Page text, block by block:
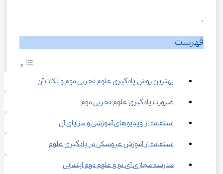
0
فهرست
بهترین روش یادگیری علوم تجربی دوم و نکات آن
ضرورت یادگیری علوم تجربی دوم
استفاده از ویدیوهای آموزشی و مزایای آن
استفاده از آموزش عروسکی در یادگیری علوم
مدرسه مجازی آی نو و علوم دوم ابتدایی